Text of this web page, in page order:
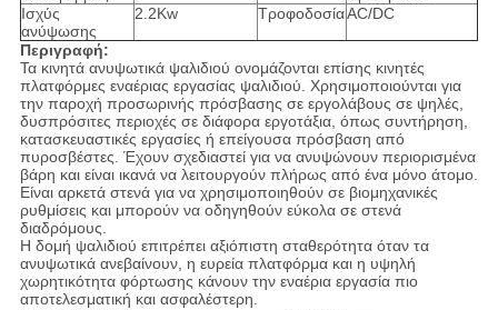
Ισχύς
ανύψωσης
2.2Kw ΤροφοδοσίαAC/DC
Περιγραφή:
Τα κινητά ανυψωτικά ψαλιδιού ονομάζονται επίσης κινητές
πλατφόρμες εναέριας εργασίας ψαλιδιού. Χρησιμοποιούνται για
την παροχή προσωρινής πρόσβασης σε εργολάβους σε ψηλές,
δυσπρόσιτες περιοχές σε διάφορα εργοτάξια, όπως συντήρηση,
κατασκευαστικές εργασίες ή επείγουσα πρόσβαση από
πυροσβέστες. Έχουν σχεδιαστεί για να ανυψώνουν περιορισμένα
βάρη και είναι ικανά να λειτουργούν πλήρως από ένα μόνο άτομο.
Είναι αρκετά στενά για να χρησιμοποιηθούν σε βιομηχανικές
ρυθμίσεις και μπορούν να οδηγηθούν εύκολα σε στενά
διαδρόμους.
Η δομή ψαλιδιού επιτρέπει αξιόπιστη σταθερότητα όταν τα
ανυψωτικά ανεβαίνουν, η ευρεία πλατφόρμα και η υψηλή
χωρητικότητα φόρτωσης κάνουν την εναέρια εργασία πιο
αποτελεσματική και ασφαλέστερη.